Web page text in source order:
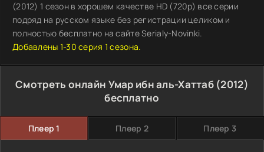
(2012) 1 сезон в хорошем качестве HD (720p) все серии
подряд на русском языке без регистрации целиком и
полностью бесплатно на сайте Serialy-Novinki.
Добавлены 1-30 серия 1 сезона.
Смотреть онлайн Умар ибн аль-Хаттаб (2012)
бесплатно
Плеер 1 Плеер 2 Плеер 3